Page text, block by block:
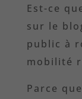
Est-ce
sur le
public à
mobilité
Parce